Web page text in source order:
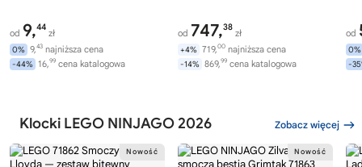
od 9,44
zł
0% 9,43 najniższa cena
-44% 16,99 cena katalogowa
od 747,38
zł
+4% 719,00 najniższa cena
-14% 869,99 cena katalogowa
od
0%
-
Klocki LEGO NINJAGO 2026 Zobacz więcej